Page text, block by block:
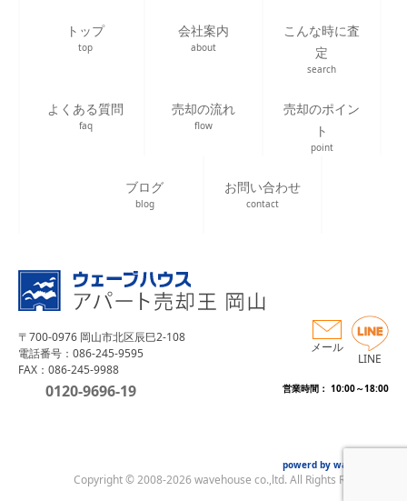
トップ
top
会社案内
about
こんな時に査
定
search
よくある質問
faq
売却の流れ
flow
売却のポイン
ト
point
ブログ
blog
お問い合わせ
contact
〒700-0976 岡山市北区辰巳2-108
電話番号：086-245-9595
FAX：086-245-9988
0120-9696-19 営業時間： 10:00～18:00
メール
LINE
powerd by wave house
Copyright © 2008-2026 wavehouse co.,ltd. All Rights Reserved.